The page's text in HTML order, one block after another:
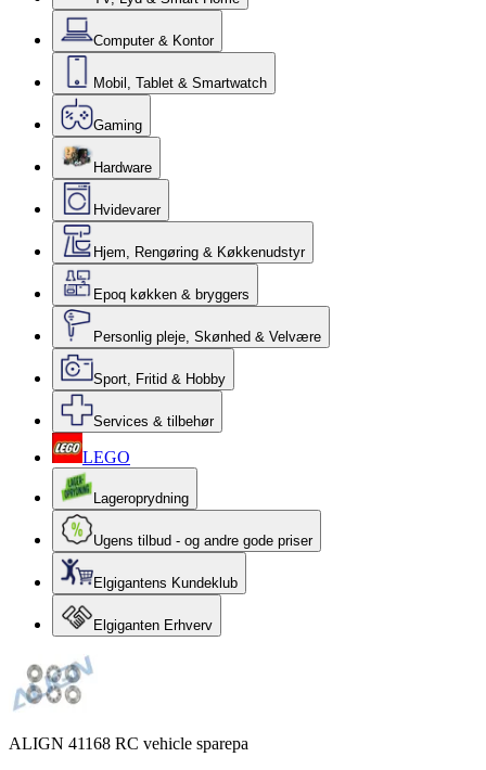
Computer & Kontor
Mobil, Tablet & Smartwatch
Gaming
Hardware
Hvidevarer
Hjem, Rengøring & Køkkenudstyr
Epoq køkken & bryggers
Personlig pleje, Skønhed & Velvære
Sport, Fritid & Hobby
Services & tilbehør
LEGO
Lageroprydning
Ugens tilbud - og andre gode priser
Elgigantens Kundeklub
Elgiganten Erhverv
ALIGN 41168 RC vehicle sparepa